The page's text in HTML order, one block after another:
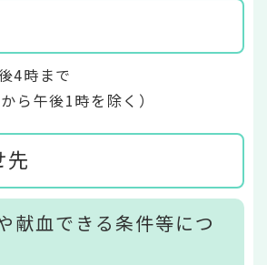
4時まで
ら午後1時を除く）
先
献血できる条件等につ